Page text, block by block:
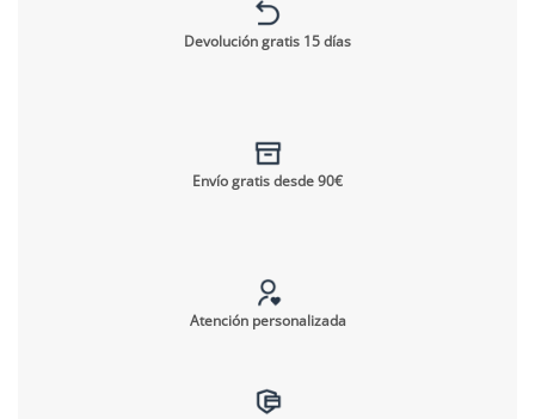
Devolución gratis 15 días
Envío gratis desde 90€
Atención personalizada